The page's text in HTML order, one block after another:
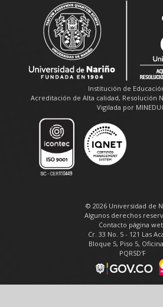
Institución de
Acreditación de Alta calidad, Resolución
Vigilada por
© 2026 Universidad de
Algunos derechos
Contacto página
Cr. 33 No. 5 - 121 Las
Bloque 5, Piso 5,
PQRSD'F